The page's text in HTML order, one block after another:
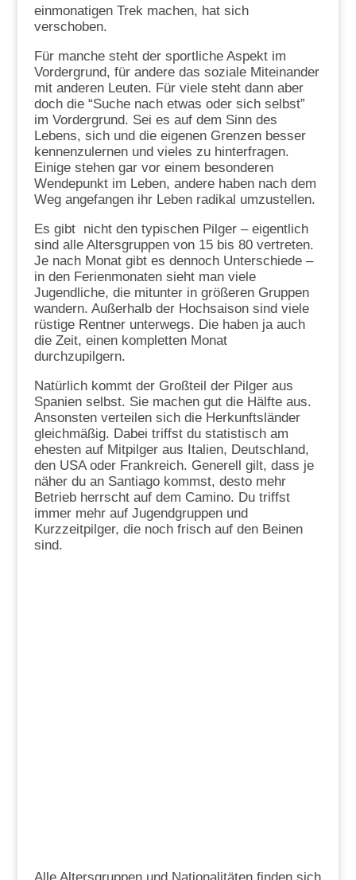
einmonatigen Trek machen, hat sich
verschoben.
Für manche steht der sportliche Aspekt im
Vordergrund, für andere das soziale Miteinander
mit anderen Leuten. Für viele steht dann aber
doch die “Suche nach etwas oder sich selbst”
im Vordergrund. Sei es auf dem Sinn des
Lebens, sich und die eigenen Grenzen besser
kennenzulernen und vieles zu hinterfragen.
Einige stehen gar vor einem besonderen
Wendepunkt im Leben, andere haben nach dem
Weg angefangen ihr Leben radikal umzustellen.
Es gibt nicht den typischen Pilger – eigentlich
sind alle Altersgruppen von 15 bis 80 vertreten.
Je nach Monat gibt es dennoch Unterschiede –
in den Ferienmonaten sieht man viele
Jugendliche, die mitunter in größeren Gruppen
wandern. Außerhalb der Hochsaison sind viele
rüstige Rentner unterwegs. Die haben ja auch
die Zeit, einen kompletten Monat
durchzupilgern.
Natürlich kommt der Großteil der Pilger aus
Spanien selbst. Sie machen gut die Hälfte aus.
Ansonsten verteilen sich die Herkunftsländer
gleichmäßig. Dabei triffst du statistisch am
ehesten auf Mitpilger aus Italien, Deutschland,
den USA oder Frankreich. Generell gilt, dass je
näher du an Santiago kommst, desto mehr
Betrieb herrscht auf dem Camino. Du triffst
immer mehr auf Jugendgruppen und
Kurzzeitpilger, die noch frisch auf den Beinen
sind.
Alle Altersgruppen und Nationalitäten finden sich